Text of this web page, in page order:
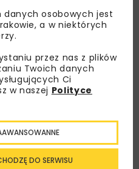
na Bałtyku planowane
ponad 10 GW mocy
wiatrowych
energii elektrycznej
rocznie.
Energy Council ubiegły
morskiej energetyki
w sumie 6,1 GW mocy,
osiągnęła 29,1
temu (w 2010 roku)
ekspertów GWEC
osobowych jest
a w niektórych
przez nas z plików
Twoich danych
Ci
w naszej Polityce
DO SERWISU